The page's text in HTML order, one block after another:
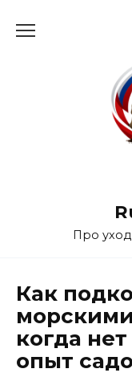
Про
Как
когда
опыт